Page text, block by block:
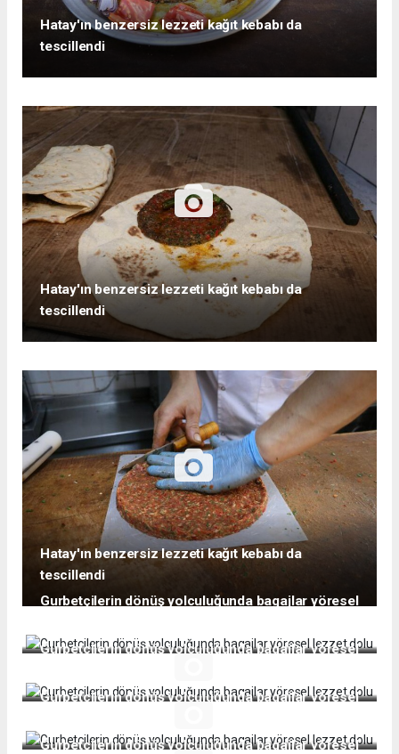
Hatay'ın benzersiz lezzeti kağıt kebabı da
tescillendi
Hatay'ın benzersiz lezzeti kağıt kebabı da
tescillendi
Hatay'ın benzersiz lezzeti kağıt kebabı da
tescillendi
Gurbetçilerin dönüş yolculuğunda bagajlar yöresel
Gurbetçilerin dönüş yolculuğunda bagajlar yöresel
Gurbetçilerin dönüş yolculuğunda bagajlar yöresel
Gurbetçilerin dönüş yolculuğunda bagajlar yöresel